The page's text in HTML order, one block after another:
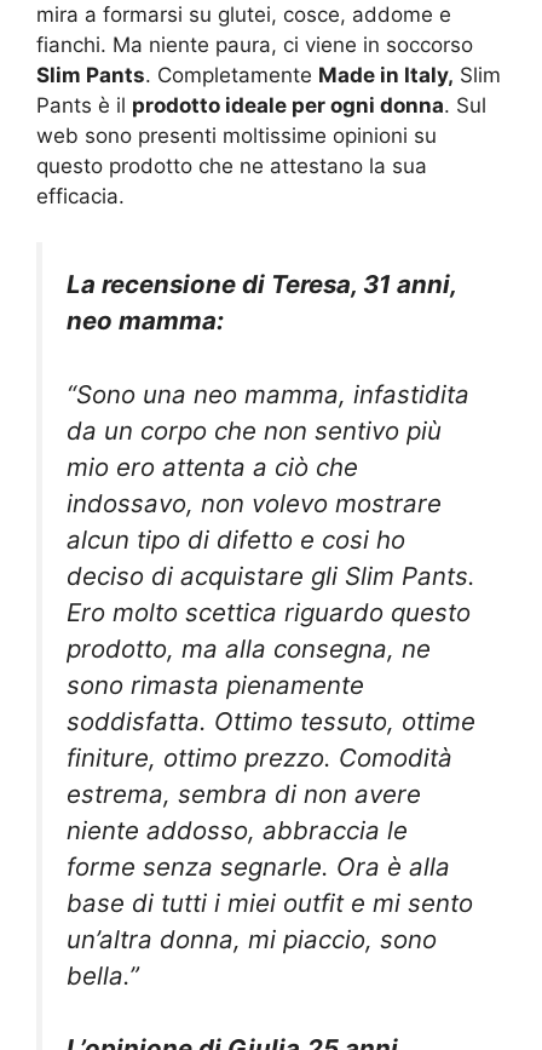
mira a formarsi su glutei, cosce, addome e
fianchi. Ma niente paura, ci viene in soccorso
Slim Pants. Completamente Made in Italy, Slim
Pants è il prodotto ideale per ogni donna. Sul
web sono presenti moltissime opinioni su
questo prodotto che ne attestano la sua
efficacia.
La recensione di Teresa, 31 anni,
neo mamma:
“Sono una neo mamma, infastidita
da un corpo che non sentivo più
mio ero attenta a ciò che
indossavo, non volevo mostrare
alcun tipo di difetto e cosi ho
deciso di acquistare gli Slim Pants.
Ero molto scettica riguardo questo
prodotto, ma alla consegna, ne
sono rimasta pienamente
soddisfatta. Ottimo tessuto, ottime
finiture, ottimo prezzo. Comodità
estrema, sembra di non avere
niente addosso, abbraccia le
forme senza segnarle. Ora è alla
base di tutti i miei outfit e mi sento
un’altra donna, mi piaccio, sono
bella.”